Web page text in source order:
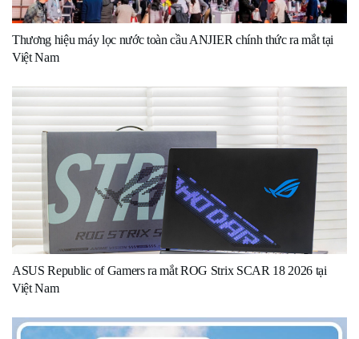
Thương hiệu máy lọc nước toàn cầu ANJIER chính thức ra mắt tại
Việt Nam
ASUS Republic of Gamers ra mắt ROG Strix SCAR 18 2026 tại
Việt Nam